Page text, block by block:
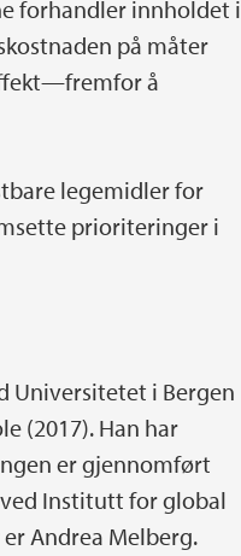
forhandler innholdet i
på måter
å
legemidler for
prioriteringer i
Universitetet i Bergen
(2017). Han har
er gjennomført
ved Institutt for global
Andrea Melberg.